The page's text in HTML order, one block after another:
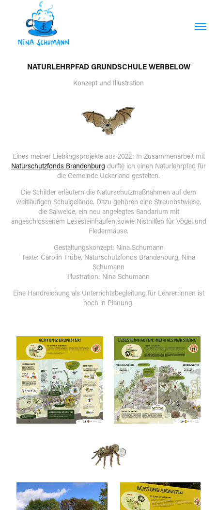
NATURLEHRPFAD GRUNDSCHULE WERBELOW
Konzept und Illustration
Eines meiner Lieblingsprojekte aus 2022: In Zusammenarbeit mit
Naturschutzfonds Brandenburg durfte ich einen Naturlehrpfad für
die Gemeinde Uckerland gestalten.
Die Schilder erläutern die Naturschutzmaßnahmen auf dem
weitläufigen Schulgelände. Dazu gehören eine Streuobstwiese,
die Salweide, ein neu angelegtes Sandarium mit
angeschlossenem Lesesteinhaufen sowie Nisthilfen für Vögel und
Fledermäuse.
Gestaltungskonzept: Nina Schumann
Texte: Carolin Trübe, Naturschutzfonds Brandenburg, Nina
Schumann
Illustration: Nina Schumann
Eine Handreichung als Unterrichtsbegleitung für Lehrer:innen ist
noch in Planung.